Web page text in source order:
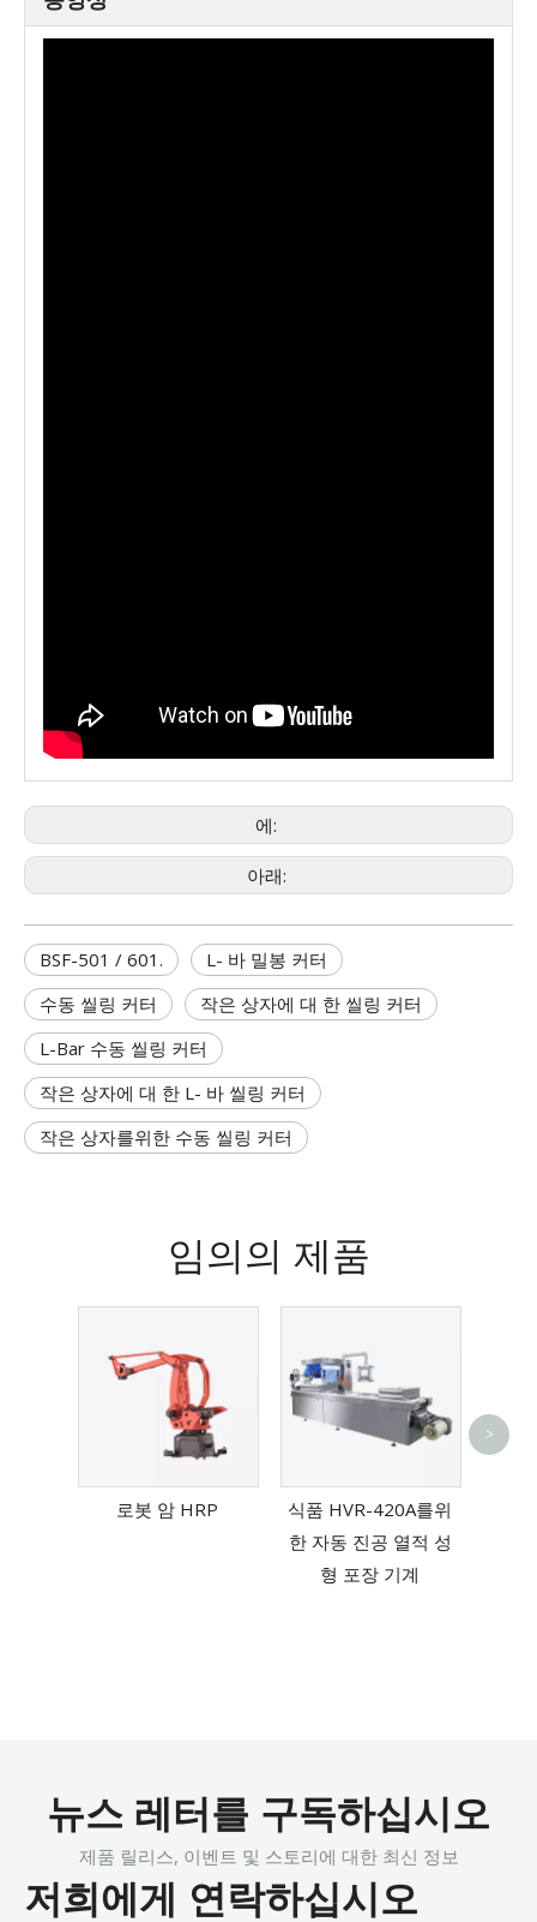
에:
아래:
BSF-501 / 601.
L- 바 밀봉 커터
수동 씰링 커터
작은 상자에 대 한 씰링 커터
L-Bar 수동 씰링 커터
작은 상자에 대 한 L- 바 씰링 커터
작은 상자를위한 수동 씰링 커터
임의의 제품
로봇 암 HRP
식품 HVR-420A를위
한 자동 진공 열적 성
형 포장 기계
자동
>
뉴스 레터를 구독하십시오
제품 릴리스, 이벤트 및 스토리에 대한 최신 정보
저희에게 연락하십시오